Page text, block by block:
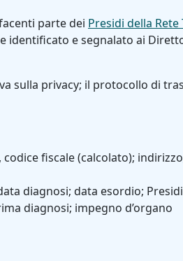
parte dei Presidi della
identificato e segnalato ai
sulla privacy; il protocollo di
codice fiscale (calcolato);
diagnosi; data esordio;
diagnosi; impegno d’organo